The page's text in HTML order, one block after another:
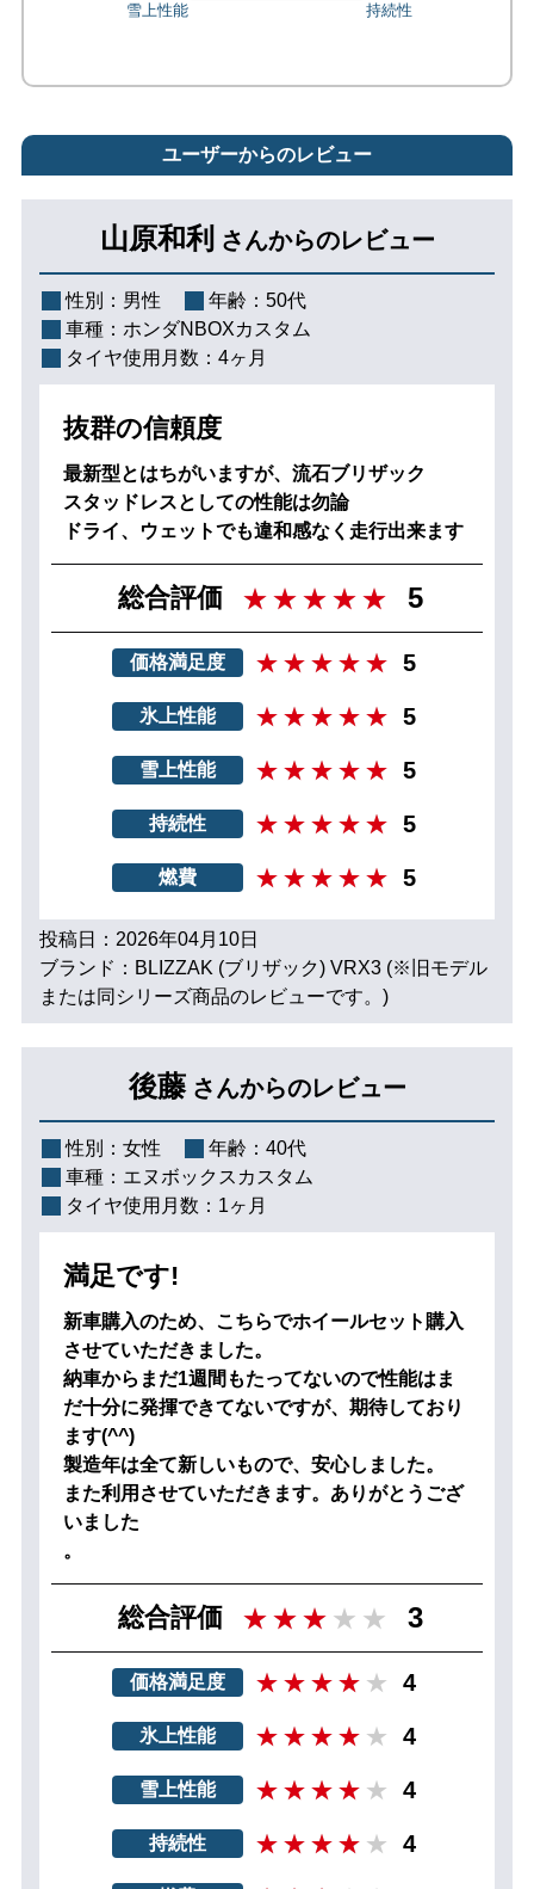
ユーザーからのレビュー
山原和利 さんからのレビュー
性別： 男性 年齢： 50代
車種： ホンダNBOXカスタム
タイヤ使用月数： 4ヶ月
抜群の信頼度
最新型とはちがいますが、流石ブリザック
スタッドレスとしての性能は勿論
ドライ、ウェットでも違和感なく走行出来ます
総合評価 5
価格満足度 5
氷上性能 5
雪上性能 5
持続性 5
燃費 5
投稿日：2026年04月10日
ブランド：BLIZZAK (ブリザック) VRX3 (※旧モデル
または同シリーズ商品のレビューです。)
後藤 さんからのレビュー
性別： 女性 年齢： 40代
車種： エヌボックスカスタム
タイヤ使用月数： 1ヶ月
満足です!
新車購入のため、こちらでホイールセット購入
させていただきました。
納車からまだ1週間もたってないので性能はま
だ十分に発揮できてないですが、期待しており
ます(^^)
製造年は全て新しいもので、安心しました。
また利用させていただきます。ありがとうござ
いました
。
総合評価 3
価格満足度 4
氷上性能 4
雪上性能 4
持続性 4